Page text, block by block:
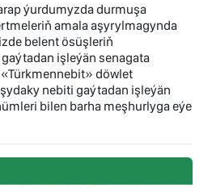
ýurdumyzda durmuşa
amala aşyrylmagynda
belent ösüşleriň
işleýän senagata
döwlet
nebiti gaýtadan işleýän
bilen barha meşhurlyga eýe